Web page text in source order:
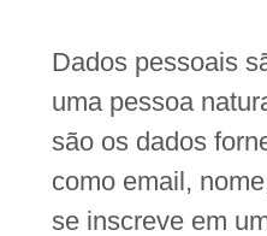
Dados pessoais
uma pessoa
são os dados
como email,
se inscreve em